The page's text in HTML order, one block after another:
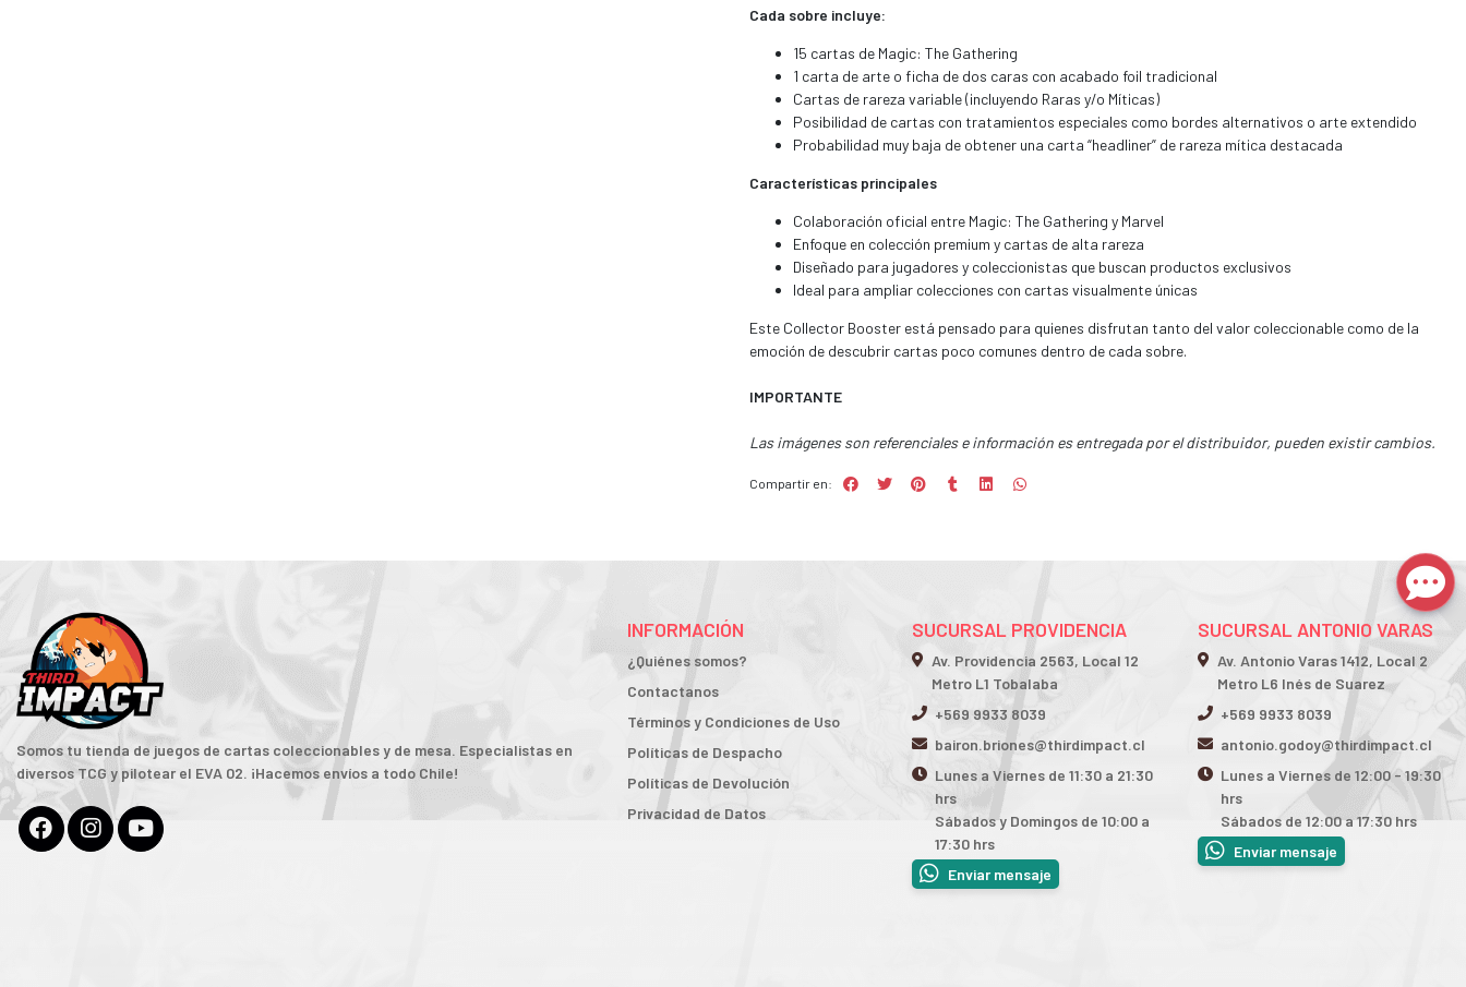
Cada sobre incluye:
15 cartas de Magic: The Gathering
1 carta de arte o ficha de dos caras con acabado foil tradicional
Cartas de rareza variable (incluyendo Raras y/o Míticas)
Posibilidad de cartas con tratamientos especiales como bordes alternativos o arte extendido
Probabilidad muy baja de obtener una carta “headliner” de rareza mítica destacada
Características principales
Colaboración oficial entre Magic: The Gathering y Marvel
Enfoque en colección premium y cartas de alta rareza
Diseñado para jugadores y coleccionistas que buscan productos exclusivos
Ideal para ampliar colecciones con cartas visualmente únicas
Este Collector Booster está pensado para quienes disfrutan tanto del valor coleccionable como de la
emoción de descubrir cartas poco comunes dentro de cada sobre.
IMPORTANTE
Las imágenes son referenciales e información es entregada por el distribuidor, pueden existir cambios.
Compartir en:
Somos tu tienda de juegos de cartas coleccionables y de mesa. Especialistas en
diversos TCG y pilotear el EVA 02. ¡Hacemos envíos a todo Chile!
INFORMACIÓN
¿Quiénes somos?
Contactanos
Términos y Condiciones de Uso
Políticas de Despacho
Políticas de Devolución
Privacidad de Datos
SUCURSAL PROVIDENCIA
Av. Providencia 2563, Local 12
Metro L1 Tobalaba
+569 9933 8039
bairon.briones@thirdimpact.cl
Lunes a Viernes de 11:30 a 21:30
hrs
Sábados y Domingos de 10:00 a
17:30 hrs
Enviar mensaje
SUCURSAL ANTONIO VARAS
Av. Antonio Varas 1412, Local 2
Metro L6 Inés de Suarez
+569 9933 8039
antonio.godoy@thirdimpact.cl
Lunes a Viernes de 12:00 - 19:30
hrs
Sábados de 12:00 a 17:30 hrs
Enviar mensaje